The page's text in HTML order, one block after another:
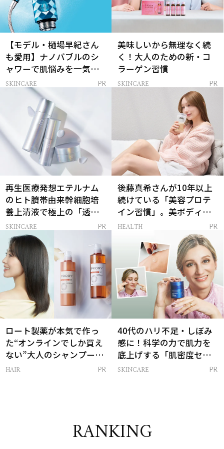
【モデル・樋場早紀さん
も愛用】ナノバブルのシ
ャワーで肌悩みを一気に
解決
SKINCARE PR
美味しいから無理なく続
く！大人のための新・コ
ラーゲン習慣
SKINCARE PR
再生医療発想エテルナム
のヒト臍帯由来幹細胞培
養上清液で極上の「透明
感ハリ肌」へ
SKINCARE PR
後藤真希さんが10年以上
続けている「美容プロテ
イン習慣」。美ボディを
支える朝ルーティンと
HEALTH PR
ロート製薬が本気で作っ
た“オンラインでしか買え
ない”大人のシャンプー＆
トリートメントって？
HAIR PR
40代のハリ不足・しぼみ
感に！科学の力で肌力を
底上げする「肌密度セラ
ム」
SKINCARE PR
RANKING